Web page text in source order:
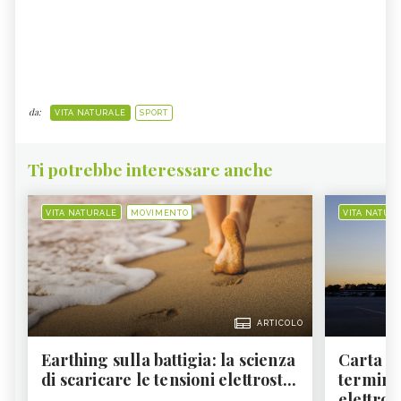
da: VITA NATURALE SPORT
Ti potrebbe interessare anche
VITA NATURALE MOVIMENTO
ARTICOLO
Earthing sulla battigia: la scienza
di scaricare le tensioni elettrost...
VITA
Carta